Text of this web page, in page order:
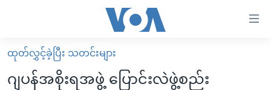
လွယ်ကူ
စေ
မူလစာမျက်နှာ
မြန်မာ
ထုတ်လွှင့်ခဲ့ပြီး သတင်းများ
ဂျပန်အစိုးရအဖွဲ့ ပြောင်းလဲဖွဲ့စည်း